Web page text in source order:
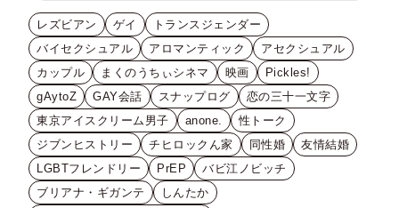
レズビアン ゲイ
トランスジェンダー
バイセクシュアル
アロマンティック
アセクシュアル
カップル
まくのうちぃシネマ 映画
Pickles!
gAytoZ
GAY会話 スナップログ
恋の三十一文字
東京アイスクリーム男子
anone.
性トーク
ジブンヒストリー
チヒロックん家 同性婚
友情結婚
LGBTフレンドリー
PrEP
バビ江ノビッチ
ブリアナ・ギガンテ
しんたか